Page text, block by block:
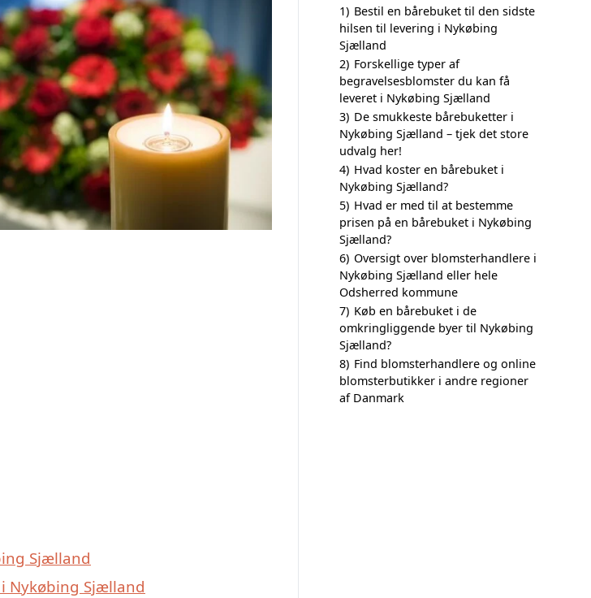
Sjælland
Nykøbing Sjælland
1) Bestil en bårebuket til den sidste
hilsen til levering i Nykøbing
Sjælland
2) Forskellige typer af
begravelsesblomster du kan få
leveret i Nykøbing Sjælland
3) De smukkeste bårebuketter i
Nykøbing Sjælland – tjek det store
udvalg her!
4) Hvad koster en bårebuket i
Nykøbing Sjælland?
5) Hvad er med til at bestemme
prisen på en bårebuket i Nykøbing
Sjælland?
6) Oversigt over blomsterhandlere i
Nykøbing Sjælland eller hele
Odsherred kommune
7) Køb en bårebuket i de
omkringliggende byer til Nykøbing
Sjælland?
8) Find blomsterhandlere og online
blomsterbutikker i andre regioner
af Danmark